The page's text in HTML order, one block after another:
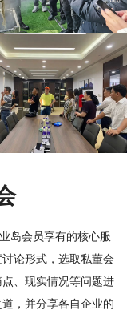
岛会员享有的核心服
论形式，选取私董会
、现实情况等问题进
，并分享各自企业的